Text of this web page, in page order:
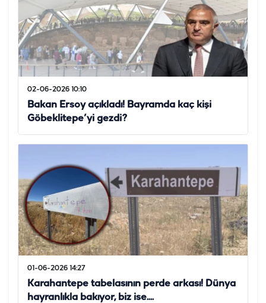
02-06-2026 10:10
Bakan Ersoy açıkladı! Bayramda kaç kişi
Göbeklitepe’yi gezdi?
01-06-2026 14:27
Karahantepe tabelasının perde arkası! Dünya
hayranlıkla bakıyor, biz ise....